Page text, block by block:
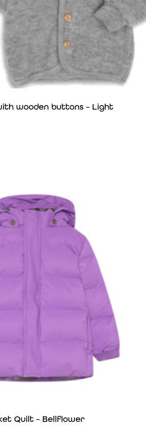
wooden buttons – Light
Quilt – Bellflower